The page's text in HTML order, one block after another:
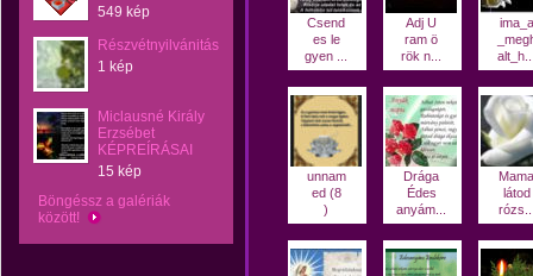
549 kép
Részvétnyilvánitás
1 kép
Miclausné Király
Erzsébet
KÉPREÍRÁSAI
15 kép
Böngéssz a galériák
között!
Csend
es le
gyen ...
Adj U
ram ö
rök n...
ima_a
unnam
ed (8
)
Drága
Édes
anyám...
Mama
látod